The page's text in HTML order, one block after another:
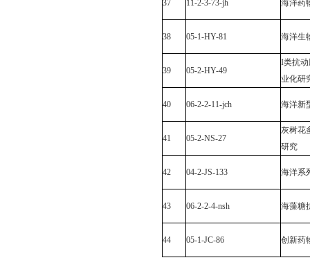
37 11-2-3-73-jh 海洋药
38 05-1-HY-81 海洋生
39 05-2-HY-49
I类抗
业化研
40 06-2-2-11-jch 海洋新
41 05-2-NS-27
灰树花
研究
42 04-2-JS-133 海洋系
43 06-2-2-4-nsh 海藻糖
44 05-1-JC-86 创新药